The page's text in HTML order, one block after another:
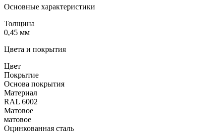
Основные характеристики
Толщина
0,45 мм
Цвета и покрытия
Цвет
Покрытие
Основа покрытия
Материал
RAL 6002
Матовое
матовое
Оцинкованная сталь